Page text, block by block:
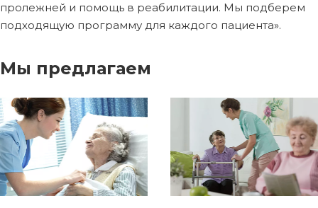
пролежней и помощь в реабилитации. Мы подберем
подходящую программу для каждого пациента».
Мы предлагаем